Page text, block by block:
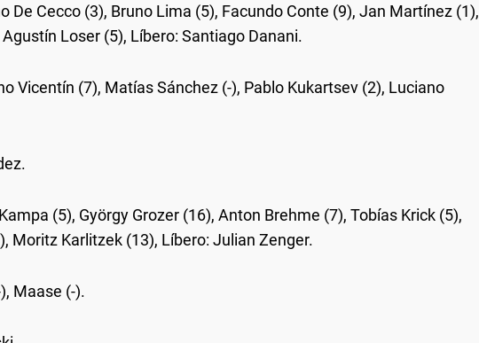
De Cecco (3), Bruno Lima (5), Facundo Conte (9), Jan Martínez (1),
Loser (5), Líbero: Santiago Danani.
Vicentín (7), Matías Sánchez (-), Pablo Kukartsev (2), Luciano
(5), György Grozer (16), Anton Brehme (7), Tobías Krick (5),
Moritz Karlitzek (13), Líbero: Julian Zenger.
Maase (-).